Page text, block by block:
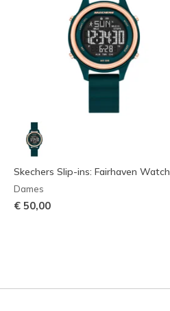
Skechers Slip-ins: Fairhaven Watch
Dames
€ 50,00